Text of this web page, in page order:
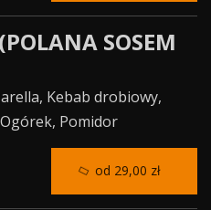
SOSEM
Kebab drobiowy,
Pomidor